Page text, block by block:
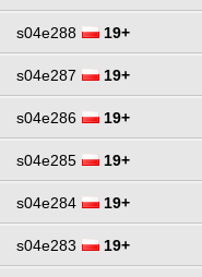
s04e288 19+
s04e287 19+
s04e286 19+
s04e285 19+
s04e284 19+
s04e283 19+